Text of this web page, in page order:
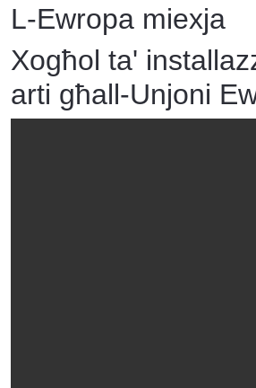
L-Ewropa miexja
Xogħol ta'
arti għall-Unjoni